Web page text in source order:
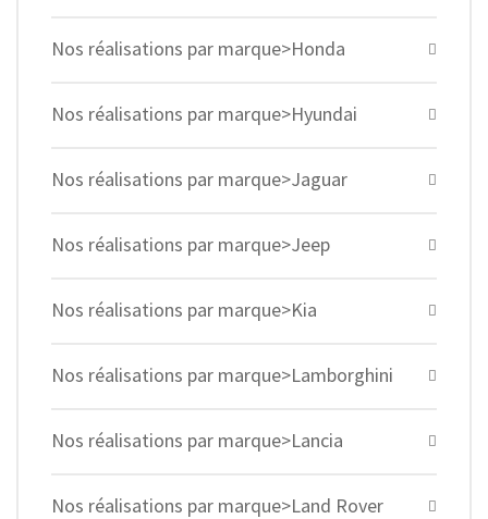
Nos réalisations par marque>Honda
Nos réalisations par marque>Hyundai
Nos réalisations par marque>Jaguar
Nos réalisations par marque>Jeep
Nos réalisations par marque>Kia
Nos réalisations par marque>Lamborghini
Nos réalisations par marque>Lancia
Nos réalisations par marque>Land Rover